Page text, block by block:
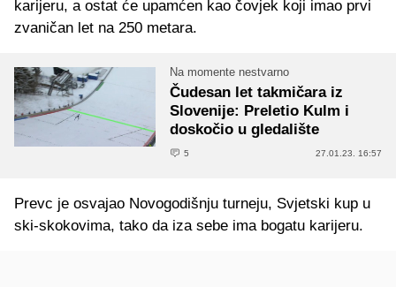
karijeru, a ostat će upamćen kao čovjek koji imao prvi
zvaničan let na 250 metara.
Na momente nestvarno
Čudesan let takmičara iz
Slovenije: Preletio Kulm i
doskočio u gledalište
5 27.01.23. 16:57
Prevc je osvajao Novogodišnju turneju, Svjetski kup u
ski-skokovima, tako da iza sebe ima bogatu karijeru.